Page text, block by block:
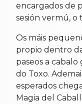
encargados de
sesión vermú,
Os máis
propio dentro
paseos a
do Toxo.
esperados
Magia del